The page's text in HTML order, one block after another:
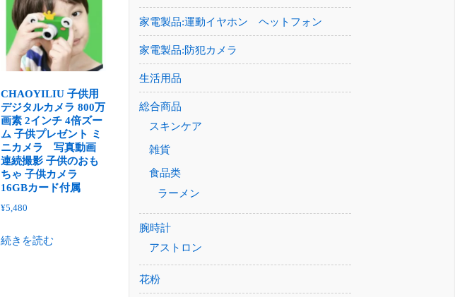
CHAOYILIU 子供用
デジタルカメラ 800万
画素 2インチ 4倍ズー
ム 子供プレゼント ミ
ニカメラ 写真動画
連続撮影 子供のおも
ちゃ 子供カメラ
16GBカード付属
¥5,480
続きを読む
家電製品:運動イヤホン ヘットフォン
家電製品:防犯カメラ
生活用品
総合商品
スキンケア
雑貨
食品类
ラーメン
腕時計
アストロン
花粉